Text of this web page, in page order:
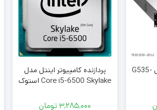
کیس رکمونت گرین مدل G535-
پردازنده کامپیوتر اینتل مدل
Core i5-6500 Skylake استوک
3,285,000 تومان